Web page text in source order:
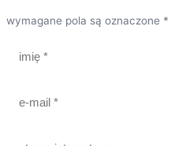
wymagane pola są oznaczone *